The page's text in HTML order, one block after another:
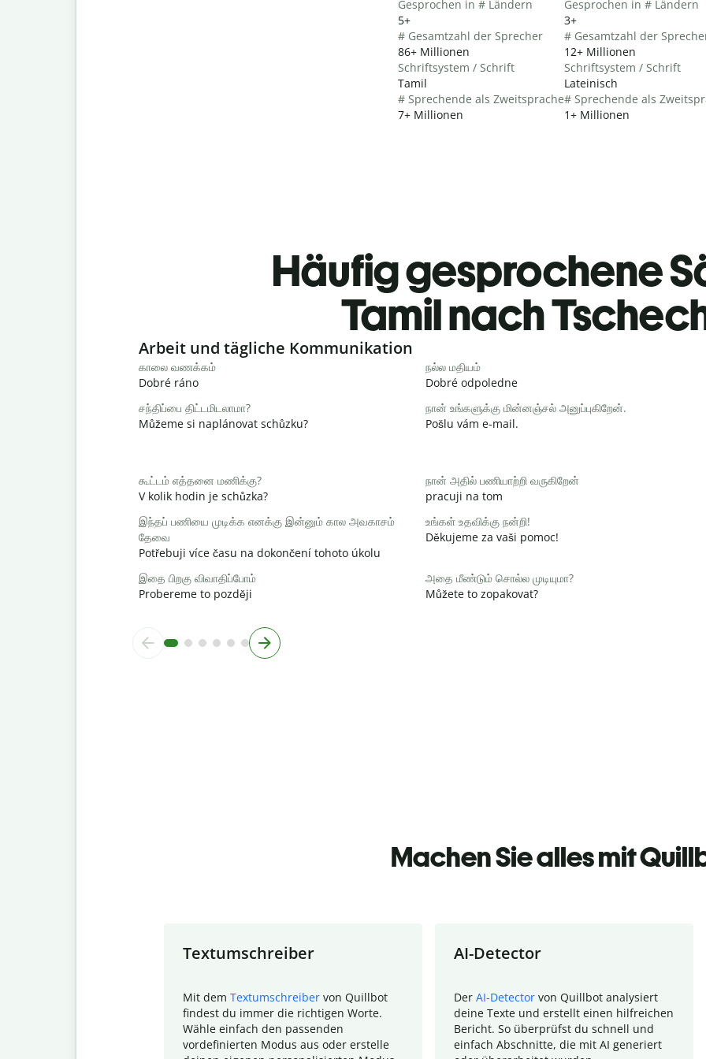
Gesprochen in # Ländern
5+
# Gesamtzahl der Sprecher
86+ Millionen
Schriftsystem / Schrift
Tamil
# Sprechende als Zweitsprache
7+ Millionen
Gesprochen in # Ländern
3+
# Gesamtzahl der
12+ Millionen
Schriftsystem / Schrift
Lateinisch
# Sprechende als
1+ Millionen
Häufig gesprochene
Tamil nach
Slide 1 of 6
Arbeit und tägliche Kommunikation
காலை வணக்கம்
Dobré ráno
நல்ல மதியம்
Dobré odpoledne
சந்திப்பை திட்டமிடலாமா?
Můžeme si naplánovat schůzku?
நான் உங்களுக்கு மின்னஞ்சல் அனுப்புகிறேன்.
Pošlu vám e-mail.
கூட்டம் எத்தனை மணிக்கு?
V kolik hodin je schůzka?
நான் அதில் பணியாற்றி வருகிறேன்
pracuji na tom
இந்தப் பணியை முடிக்க எனக்கு இன்னும் கால அவகாசம்
தேவை
Potřebuji více času na dokončení tohoto úkolu
உங்கள் உதவிக்கு நன்றி!
Děkujeme za vaši pomoc!
இதை பிறகு விவாதிப்போம்
Probereme to později
அதை மீண்டும் சொல்ல முடியுமா?
Můžete to zopakovat?
Machen Sie alles mit
Textumschreiber
Mit dem Textumschreiber von Quillbot
findest du immer die richtigen Worte.
Wähle einfach den passenden
vordefinierten Modus aus oder erstelle
AI-Detector
Der AI-Detector von Quillbot analysiert
deine Texte und erstellt einen hilfreichen
Bericht. So überprüfst du schnell und
einfach Abschnitte, die mit AI generiert